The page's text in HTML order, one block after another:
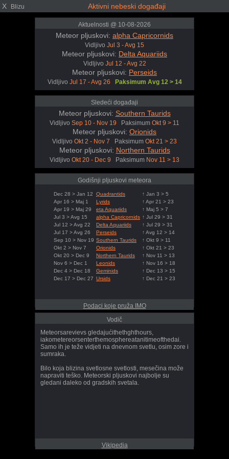
X Blizu Aktivni nebeski događaji
Aktuelnosti @ 10-08-2026
Meteor pljuskovi: alpha Capricornids
Vidljivo Jul 3 - Avg 15
Meteor pljuskovi: Delta Aquariids
Vidljivo Jul 12 - Avg 22
Meteor pljuskovi: Perseids
Vidljivo Jul 17 - Avg 26 Paksimum Avg 12 > 14
Sledeći događaji
Meteor pljuskovi: Southern Taurids
Vidljivo Sep 10 - Nov 19 Paksimum Okt 9 > 11
Meteor pljuskovi: Orionids
Vidljivo Okt 2 - Nov 7 Paksimum Okt 21 > 23
Meteor pljuskovi: Northern Taurids
Vidljivo Okt 20 - Dec 9 Paksimum Nov 11 > 13
Godišnji pljuskovi meteora
Dec 28 > Jan 12 Quadrantids
↑ Jan 3 > 5
Apr 16 > Maj 1
Lyrids
↑ Apr 21 > 23
Apr 19 > Maj 29
eta Aquariids
↑ Maj 5 > 7
Jul 3 > Avg 15
alpha Capricornids ↑ Jul 29 > 31
Jul 12 > Avg 22
Delta Aquariids
↑ Jul 29 > 31
Jul 17 > Avg 26
Perseids
↑ Avg 12 > 14
Sep 10 > Nov 19 Southern Taurids
↑ Okt 9 > 11
Okt 2 > Nov 7
Orionids
↑ Okt 21 > 23
Okt 20 > Dec 9
Northern Taurids
↑ Nov 11 > 13
Nov 6 > Dec 1
Leonids
↑ Nov 16 > 18
Dec 4 > Dec 18
Geminids
↑ Dec 13 > 15
Dec 17 > Dec 27 Ursids ↑ Dec 21 > 23
Podaci koje pruža IMO
Vodič
Meteorsarevievs gledajućithethghthours,
iakometereorsenterthemosphereatanitimeofthedai.
Samo ih je teže vidjeti na dnevnom svetlu, osim zore i
sumraka.
Bilo koja blizina svetlosne svetlosti, mesečina može
napraviti teško. Meteorski pljuskovi najbolje su
gledani daleko od gradskih svetala.
Vikipedia